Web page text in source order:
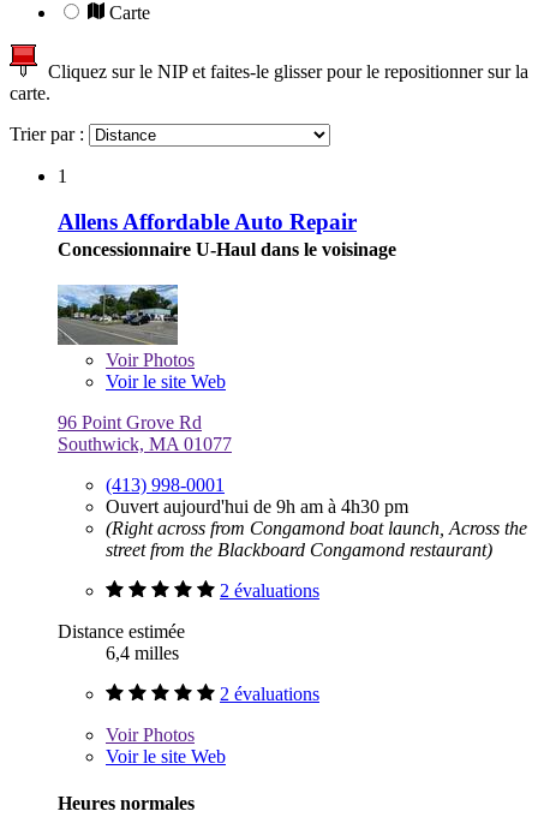
Carte
Cliquez sur le NIP et faites-le glisser pour le repositionner sur la
carte.
Trier par :
1
Allens Affordable Auto Repair
Concessionnaire U-Haul dans le voisinage
VoirPhotos
Voir le site Web
96 Point Grove Rd
Southwick, MA 01077
(413) 998-0001
Ouvert aujourd'hui de 9h am à 4h30 pm
(Right across from Congamond boat launch, Across the
street from the Blackboard Congamond restaurant)
2 évaluations
Distance estimée
6,4 milles
2 évaluations
VoirPhotos
Voir le site Web
Heures normales